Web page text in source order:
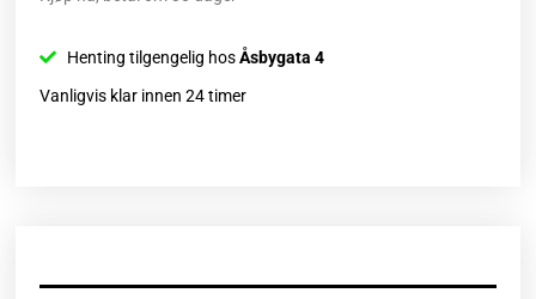
Henting tilgengelig hosÅsbygata 4
Vanligvis klar innen 24 timer